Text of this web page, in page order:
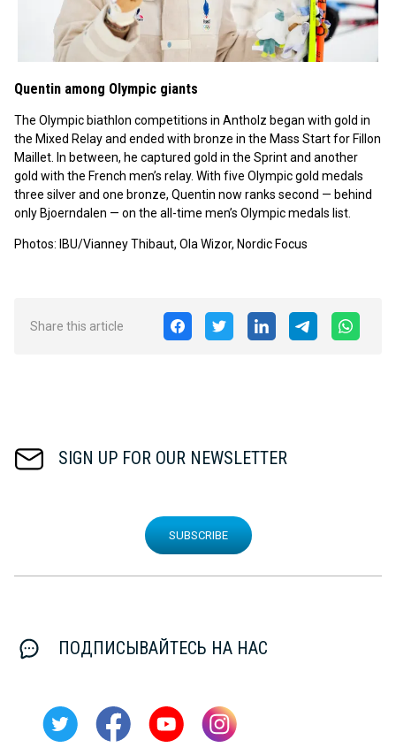
Quentin among Olympic giants
The Olympic biathlon competitions in Antholz began with gold in
the Mixed Relay and ended with bronze in the Mass Start for Fillon
Maillet. In between, he captured gold in the Sprint and another
gold with the French men’s relay. With five Olympic gold medals
three silver and one bronze, Quentin now ranks second — behind
only Bjoerndalen — on the all-time men’s Olympic medals list.
Photos: IBU/Vianney Thibaut, Ola Wizor, Nordic Focus
Share this article
SIGN UP FOR OUR NEWSLETTER
SUBSCRIBE
ПОДПИСЫВАЙТЕСЬ НА НАС